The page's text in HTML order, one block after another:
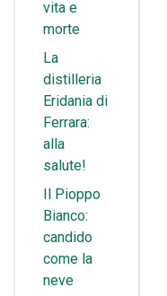
vita e
morte
La
distilleria
Eridania di
Ferrara:
alla
salute!
Il Pioppo
Bianco:
candido
come la
neve